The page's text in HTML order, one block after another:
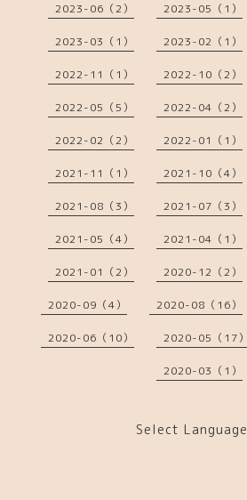
2023-06（2） 2023-05（1）
2023-03（1） 2023-02（1）
2022-11（1） 2022-10（2）
2022-05（5） 2022-04（2）
2022-02（2） 2022-01（1）
2021-11（1） 2021-10（4）
2021-08（3） 2021-07（3）
2021-05（4） 2021-04（1）
2021-01（2） 2020-12（2）
2020-09（4） 2020-08（16）
2020-06（10） 2020-05（17）
2020-03（1）
Select Language